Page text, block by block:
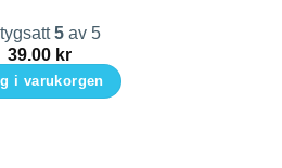
5av 5
39.00 kr
i varukorgen